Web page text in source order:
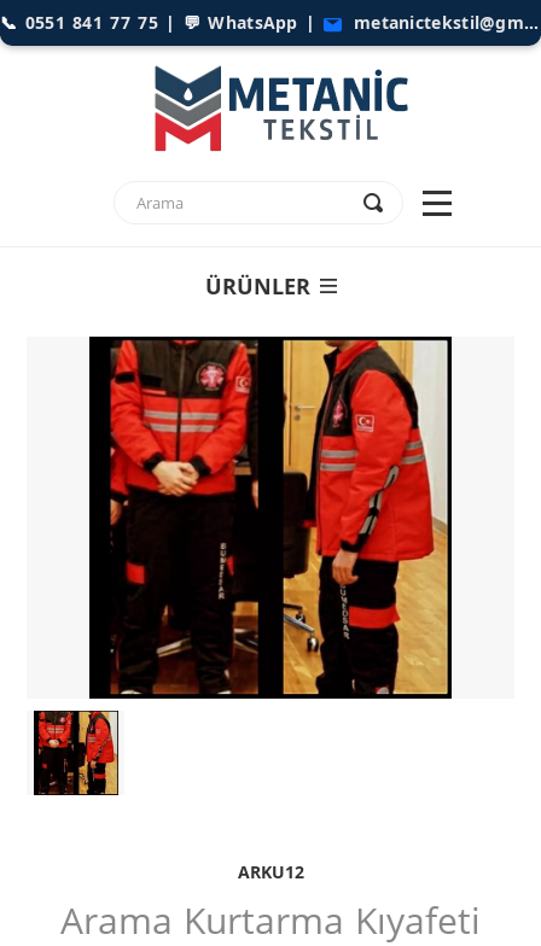
📞 0551 841 77 75| 💬WhatsApp | metanictekstil@gmail.com
ÜRÜNLER
ARKU12
Arama Kurtarma Kıyafeti